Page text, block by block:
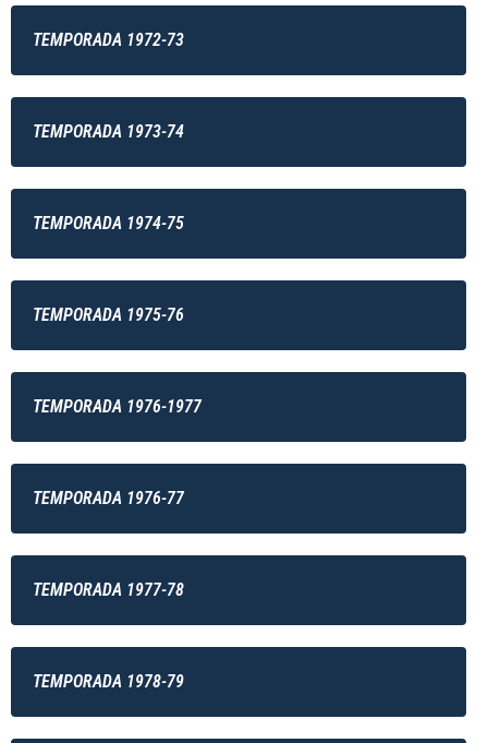
TEMPORADA 1972-73
TEMPORADA 1973-74
TEMPORADA 1974-75
TEMPORADA 1975-76
TEMPORADA 1976-1977
TEMPORADA 1976-77
TEMPORADA 1977-78
TEMPORADA 1978-79